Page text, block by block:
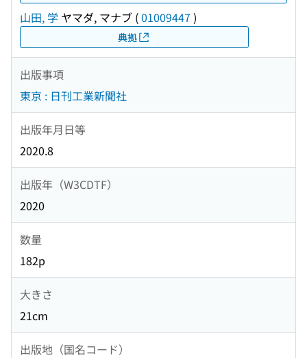
山田, 学 ヤマダ, マナブ (01009447 )
典拠
出版事項
東京 : 日刊工業新聞社
出版年月日等
2020.8
出版年（W3CDTF）
2020
数量
182p
大きさ
21cm
出版地（国名コード）